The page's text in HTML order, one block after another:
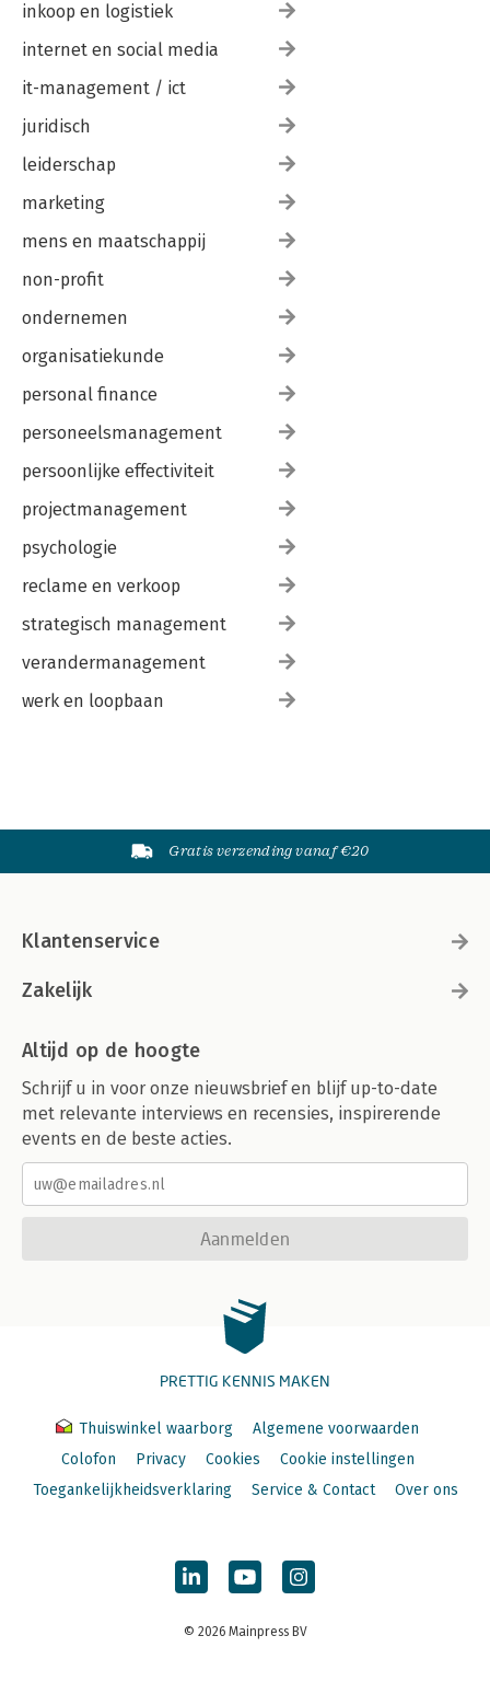
inkoop en logistiek
internet en social media
it-management / ict
juridisch
leiderschap
marketing
mens en maatschappij
non-profit
ondernemen
organisatiekunde
personal finance
personeelsmanagement
persoonlijke effectiviteit
projectmanagement
psychologie
reclame en verkoop
strategisch management
verandermanagement
werk en loopbaan
Gratis verzending vanaf €20
Klantenservice
Zakelijk
Altijd op de hoogte
Schrijf u in voor onze nieuwsbrief en blijf up-to-date
met relevante interviews en recensies, inspirerende
events en de beste acties.
Aanmelden
PRETTIG KENNIS MAKEN
Thuiswinkel waarborg
Algemene voorwaarden
Colofon
Privacy Cookies
Cookie instellingen
Toegankelijkheidsverklaring
Service & Contact Over ons
© 2026 Mainpress BV